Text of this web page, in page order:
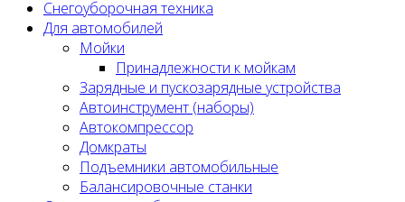
Снегоуборочная техника
Для автомобилей
Мойки
Принадлежности к мойкам
Зарядные и пускозарядные устройства
Автоинструмент (наборы)
Автокомпрессор
Домкраты
Подъемники автомобильные
Балансировочные станки